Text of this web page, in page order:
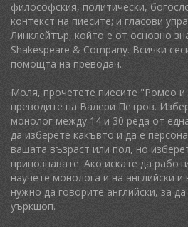
философския, политически,
контекст на пиесите; и гласови
Линклейтър, който е от основно
Shakespeare & Company. Всички
помощта на преводач.
Моля, прочетете пиесите "Ромео
преводите на Валери Петров.
монолог между 14 и 30 реда от
да изберете какъвто и да е
вашата възраст или пол, но
припознавате. Ако искате да
научете монолога и на английски и
нужно да говорите английски, за
уъркшоп.